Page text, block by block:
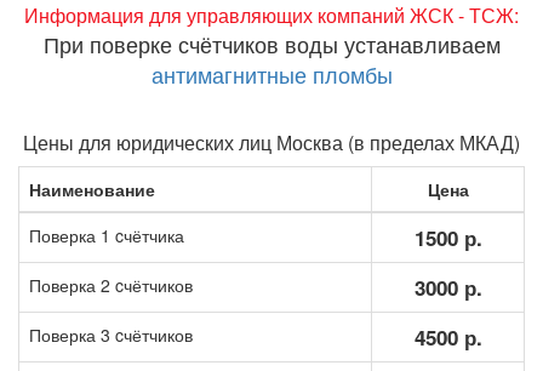
Информация для управляющих компаний ЖСК - ТСЖ:
При поверке счётчиков воды устанавливаем
антимагнитные пломбы
Цены для юридических лиц Москва (в пределах МКАД)
Наименование
Цена
Поверка 1 cчётчика
1500 р.
Поверка 2 cчётчиков 3000 р.
Поверка 3 cчётчиков 4500 р.